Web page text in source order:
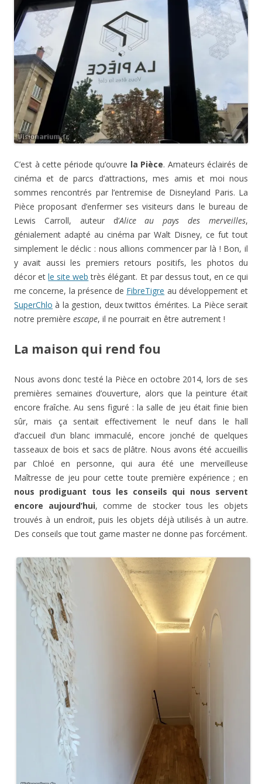
C’est à cette période qu’ouvre la Pièce. Amateurs éclairés de
cinéma et de parcs d’attractions, mes amis et moi nous
sommes rencontrés par l’entremise de Disneyland Paris. La
Pièce proposant d’enfermer ses visiteurs dans le bureau de
Lewis Carroll, auteur d’Alice au pays des merveilles,
génialement adapté au cinéma par Walt Disney, ce fut tout
simplement le déclic : nous allions commencer par là ! Bon, il
y avait aussi les premiers retours positifs, les photos du
décor etle site web très élégant. Et par dessus tout, en ce qui
me concerne, la présence de FibreTigre au développement et
SuperChlo à la gestion, deux twittos émérites. La Pièce serait
notre première escape, il ne pourrait en être autrement !
La maison qui rend fou
Nous avons donc testé la Pièce en octobre 2014, lors de ses
premières semaines d’ouverture, alors que la peinture était
encore fraîche. Au sens figuré : la salle de jeu était finie bien
sûr, mais ça sentait effectivement le neuf dans le hall
d’accueil d’un blanc immaculé, encore jonché de quelques
tasseaux de bois et sacs de plâtre. Nous avons été accueillis
par Chloé en personne, qui aura été une merveilleuse
Maîtresse de jeu pour cette toute première expérience ; en
nous prodiguant tous les conseils qui nous servent
encore aujourd’hui, comme de stocker tous les objets
trouvés à un endroit, puis les objets déjà utilisés à un autre.
Des conseils que tout game master ne donne pas forcément.